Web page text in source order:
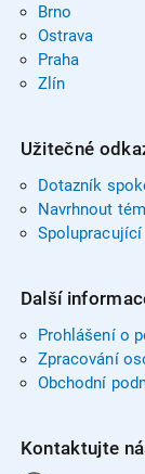
Brno
Ostrava
Praha
Zlín
Užitečné
Dotazník
Navrhnout
Další
Prohlášení o
Zpracování
Obchodní
Kontaktujte